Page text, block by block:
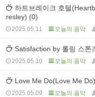
하트브레이크 호텔
resley) (0)
2025.05.11 오늘의 음악
Satisfaction by 롤링 스
2025.05.10 오늘의 음악
Love Me Do(Love Me
2025.05.09 오늘의 음악